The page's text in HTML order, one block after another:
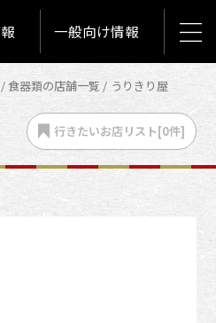
一般向け情報
食器類の店舗一覧 うりきり屋
行きたいお店リスト[0件]